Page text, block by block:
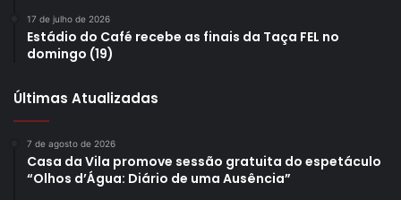
17 de julho de 2026
Estádio do Café recebe as finais da Taça FEL no
domingo (19)
Últimas Atualizadas
7 de agosto de 2026
Casa da Vila promove sessão gratuita do espetáculo
“Olhos d’Água: Diário de uma Ausência”